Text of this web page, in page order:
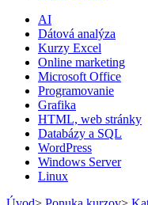
AI
Dátová analýza
Kurzy Excel
Online marketing
Microsoft Office
Programovanie
Grafika
HTML, web stránky
Databázy a SQL
WordPress
Windows Server
Linux